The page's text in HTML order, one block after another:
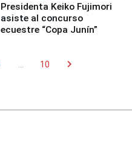
Presidenta Keiko Fujimori
asiste al concurso
ecuestre “Copa Junín”
10 chevron_right